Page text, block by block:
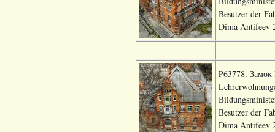
Besutzer der
Dima Antifeev
P63778.
Besutzer der
Dima Antifeev